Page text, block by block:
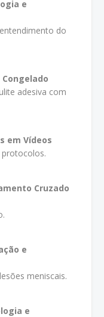
e
do
adesiva com
em Vídeos
protocolos.
Cruzado
e
meniscais.
e